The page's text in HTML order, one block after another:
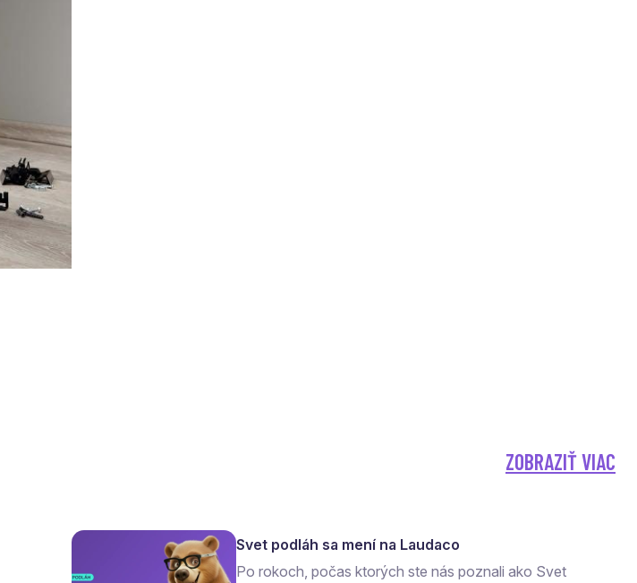
ZOBRAZIŤ VIAC
Svet podláh sa mení na Laudaco
Po rokoch, počas ktorých ste nás poznali ako Svet